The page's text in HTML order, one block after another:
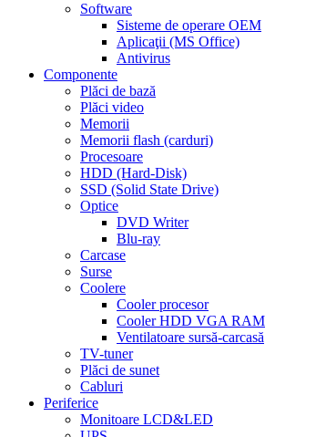
Software
Sisteme de operare OEM
Aplicaţii (MS Office)
Antivirus
Componente
Plăci de bază
Plăci video
Memorii
Memorii flash (carduri)
Procesoare
HDD (Hard-Disk)
SSD (Solid State Drive)
Optice
DVD Writer
Blu-ray
Carcase
Surse
Coolere
Cooler procesor
Cooler HDD VGA RAM
Ventilatoare sursă-carcasă
TV-tuner
Plăci de sunet
Cabluri
Periferice
Monitoare LCD&LED